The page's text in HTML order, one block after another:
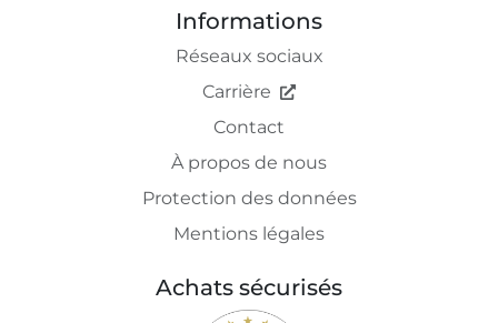
Informations
Réseaux sociaux
Carrière
Contact
À propos de nous
Protection des données
Mentions légales
Achats sécurisés